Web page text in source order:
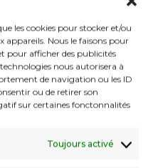
les cookies pour stocker et/ou
appareils. Nous le faisons pour
pour afficher des publicités
nous autorisera à
de navigation ou les ID
ou de retirer son
sur certaines fonctonnalités
Toujours activé
de toute
dis qu’il faut tirer
Durant la
avons pu réussir
d’un intérêt
La